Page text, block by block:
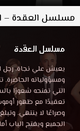
مسلسل العقدة –
مسلسل العقدة
يعيش علي نجاة، رجل
ومسؤولياته الحاضرة.
التي تمنحه شعورًا
تعقيدًا مع ظهور
وصراعًا لا ينتهي.
الجميع ويفتح الباب